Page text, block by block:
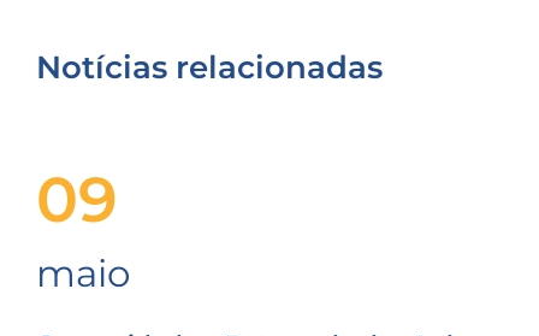
Notícias relacionadas
09
maio